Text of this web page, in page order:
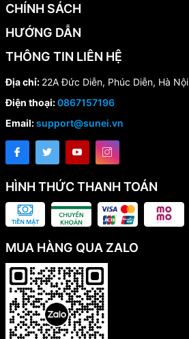
CHÍNH SÁCH
HƯỚNG DẪN
THÔNG TIN LIÊN HỆ
Địa chỉ: 22A Đức Diễn, Phúc Diễn, Hà Nội
Điện thoại:0867157196
Email:support@sunei.vn
HÌNH THỨC THANH TOÁN
MUA HÀNG QUA ZALO